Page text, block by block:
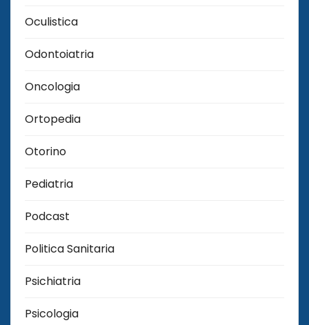
Oculistica
Odontoiatria
Oncologia
Ortopedia
Otorino
Pediatria
Podcast
Politica Sanitaria
Psichiatria
Psicologia